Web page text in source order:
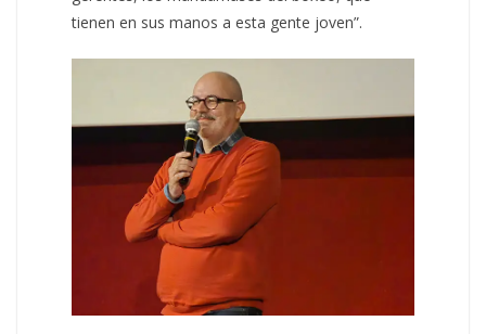
tienen en sus manos a esta gente joven”.